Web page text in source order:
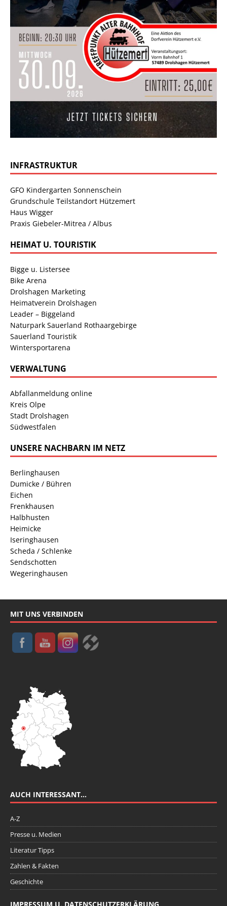
INFRASTRUKTUR
GFO Kindergarten Sonnenschein
Grundschule Teilstandort Hützemert
Haus Wigger
Praxis Giebeler-Mitrea / Albus
HEIMAT U. TOURISTIK
Bigge u. Listersee
Bike Arena
Drolshagen Marketing
Heimatverein Drolshagen
Leader – Biggeland
Naturpark Sauerland Rothaargebirge
Sauerland Touristik
Wintersportarena
VERWALTUNG
Abfallanmeldung online
Kreis Olpe
Stadt Drolshagen
Südwestfalen
UNSERE NACHBARN IM NETZ
Berlinghausen
Dumicke / Bühren
Eichen
Frenkhausen
Halbhusten
Heimicke
Iseringhausen
Scheda / Schlenke
Sendschotten
Wegeringhausen
MIT UNS VERBINDEN
AUCH INTERESSANT…
A-Z
Presse u. Medien
Literatur Tipps
Zahlen & Fakten
Geschichte
IMPRESSUM U. DATENSCHUTZERKLÄRUNG